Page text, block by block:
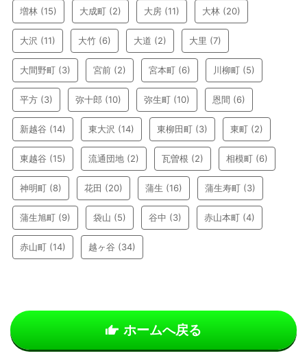
増林 (15) 大成町 (2) 大房 (11) 大林 (20)
大沢 (11) 大竹 (6) 大道 (2) 大里 (7)
大間野町 (3) 宮前 (2) 宮本町 (6) 川柳町 (5)
平方 (3) 弥十郎 (10) 弥生町 (10) 恩間 (6)
新越谷 (14) 東大沢 (14) 東柳田町 (3) 東町 (2)
東越谷 (15) 流通団地 (2) 瓦曽根 (2) 相模町 (6)
神明町 (8) 花田 (20) 蒲生 (16) 蒲生寿町 (3)
蒲生旭町 (9) 袋山 (5) 谷中 (3) 赤山本町 (4)
赤山町 (14) 越ヶ谷 (34)
ホームへ戻る